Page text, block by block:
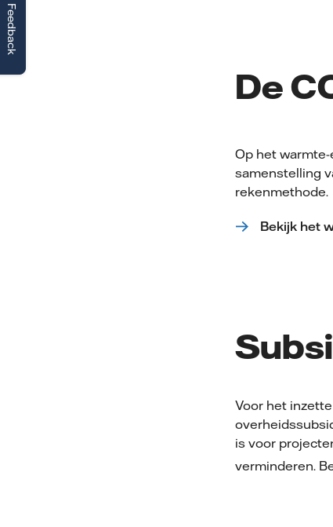
De
Op het
samenstelling
rekenmethode.
Bekijk het
Voor het
is voor
verminderen.
Feedback